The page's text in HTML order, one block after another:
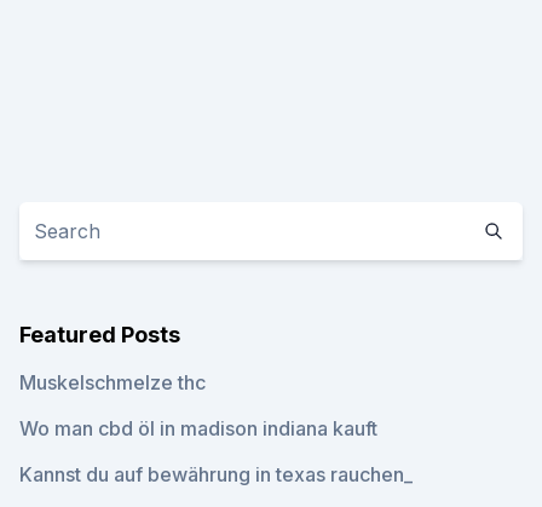
Featured Posts
Muskelschmelze thc
Wo man cbd öl in madison indiana kauft
Kannst du auf bewährung in texas rauchen_